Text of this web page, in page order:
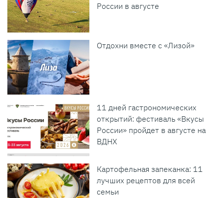
России в августе
Отдохни вместе с «Лизой»
11 дней гастрономических
открытий: фестиваль «Вкусы
России» пройдет в августе на
ВДНХ
Картофельная запеканка: 11
лучших рецептов для всей
семьи